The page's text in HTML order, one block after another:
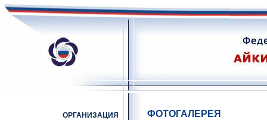
ОРГАНИЗАЦИЯ
ФОТОГАЛЕРЕЯ